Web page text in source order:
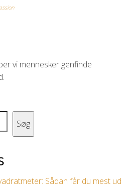
vi mennesker genfinde
Søg
Sådan får du mest ud